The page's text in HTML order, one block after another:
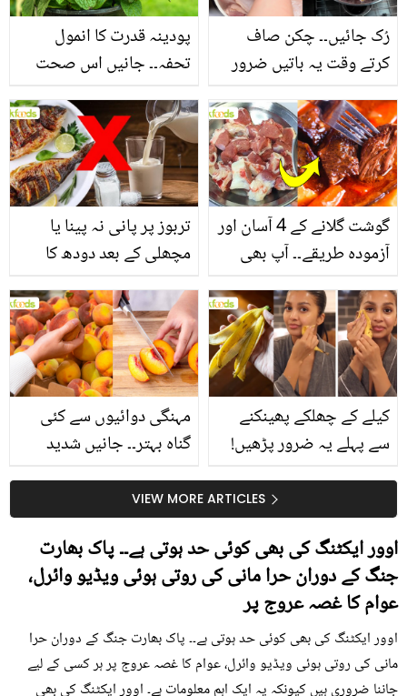
پودینہ قدرت کا انمول
تحفہ۔۔ جانیں اس صحت
بخش پتوں کے 10 حیرت
انگیز طبی فوائد
رُک جائیں۔۔ چکن صاف
کرتے وقت یہ باتیں ضرور
یاد رکھیں
تربوز پر پانی نہ پینا یا
مچھلی کے بعد دودھ کا
استعمال۔۔ جانیں کھانوں
سے متعلق غلط فہمیوں کی
حقیقت کیا ہے اور افواہ
کیا؟
گوشت گلانے کے 4 آسان اور
آزمودہ طریقے۔۔ آپ بھی
جانیں انٹرنیشنل شیف کے
بتائے راز
مہنگی دوائیوں سے کئی
گناہ بہتر۔۔ جانیں شدید
گرمی کے موسم میں آڑو
کیوں کھانا چاہیے؟
کیلے کے چھلکے پھینکنے
سے پہلے یہ ضرور پڑھیں!
جلد کے 3 بڑے مسائل کا
سستا اور قدرتی حلVIEW MORE ARTICLES
اوور ایکٹنگ کی بھی کوئی حد ہوتی ہے۔۔ پاک بھارت
جنگ کے دوران حرا مانی کی روتی ہوئی ویڈیو وائرل،
عوام کا غصہ عروج پر
اوور ایکٹنگ کی بھی کوئی حد ہوتی ہے۔۔ پاک بھارت جنگ کے دوران حرا
مانی کی روتی ہوئی ویڈیو وائرل، عوام کا غصہ عروج پر ہر کسی کے لیے
جاننا ضروری ہیں کیونکہ یہ ایک اہم معلومات ہے۔ اوور ایکٹنگ کی بھی